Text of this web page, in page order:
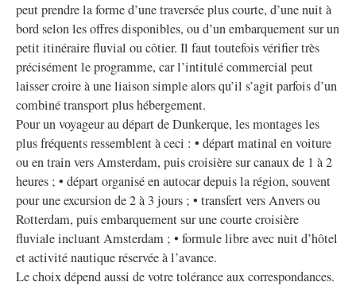
peut prendre la forme d’une traversée plus courte, d’une nuit à
bord selon les offres disponibles, ou d’un embarquement sur un
petit itinéraire fluvial ou côtier. Il faut toutefois vérifier très
précisément le programme, car l’intitulé commercial peut
laisser croire à une liaison simple alors qu’il s’agit parfois d’un
combiné transport plus hébergement.
Pour un voyageur au départ de Dunkerque, les montages les
plus fréquents ressemblent à ceci : • départ matinal en voiture
ou en train vers Amsterdam, puis croisière sur canaux de 1 à 2
heures ; • départ organisé en autocar depuis la région, souvent
pour une excursion de 2 à 3 jours ; • transfert vers Anvers ou
Rotterdam, puis embarquement sur une courte croisière
fluviale incluant Amsterdam ; • formule libre avec nuit d’hôtel
et activité nautique réservée à l’avance.
Le choix dépend aussi de votre tolérance aux correspondances.